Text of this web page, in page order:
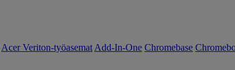
Acer Veriton-työasemat Add-In-One Chromebase